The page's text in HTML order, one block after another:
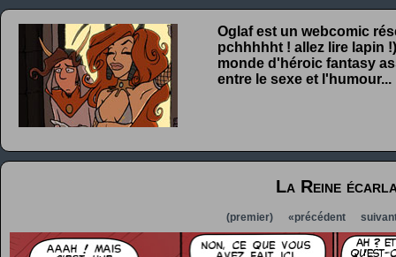
Oglaf est un webcomic
pchhhhht ! allez lire lapin
monde d'héroic fantasy
entre le sexe et l'humour...
La Reine
(premier) «précédent